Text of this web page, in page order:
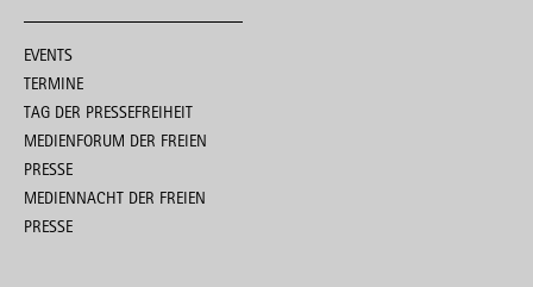
EVENTS
TERMINE
TAG DER PRESSEFREIHEIT
MEDIENFORUM DER FREIEN
PRESSE
MEDIENNACHT DER FREIEN
PRESSE